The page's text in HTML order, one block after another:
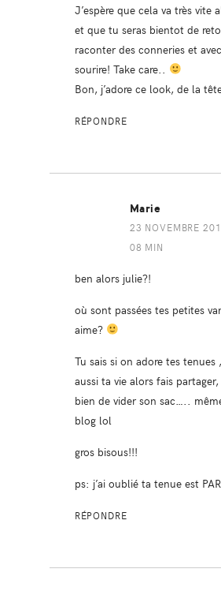
J’espère que cela va très vite
et que tu seras bientot de
raconter des conneries et
sourire! Take care..
Bon, j’adore ce look, de la
RÉPONDRE
Marie
23 NOVEMBRE
08 MIN
ben alors julie?!
où sont passées tes petites
aime?
Tu sais si on adore tes tenues
aussi ta vie alors fais
bien de vider son sac…..
blog lol
gros bisous!!!
ps: j’ai oublié ta tenue est
RÉPONDRE